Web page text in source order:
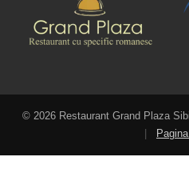
© 2026 Restaurant Grand Plaza
|